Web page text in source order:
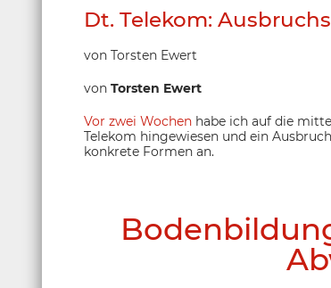
Dt. Telekom:
von Torsten Ewert
von Torsten Ewert
Vor zwei Wochen habe ich auf die
Telekom hingewiesen und ein
konkrete Formen an.